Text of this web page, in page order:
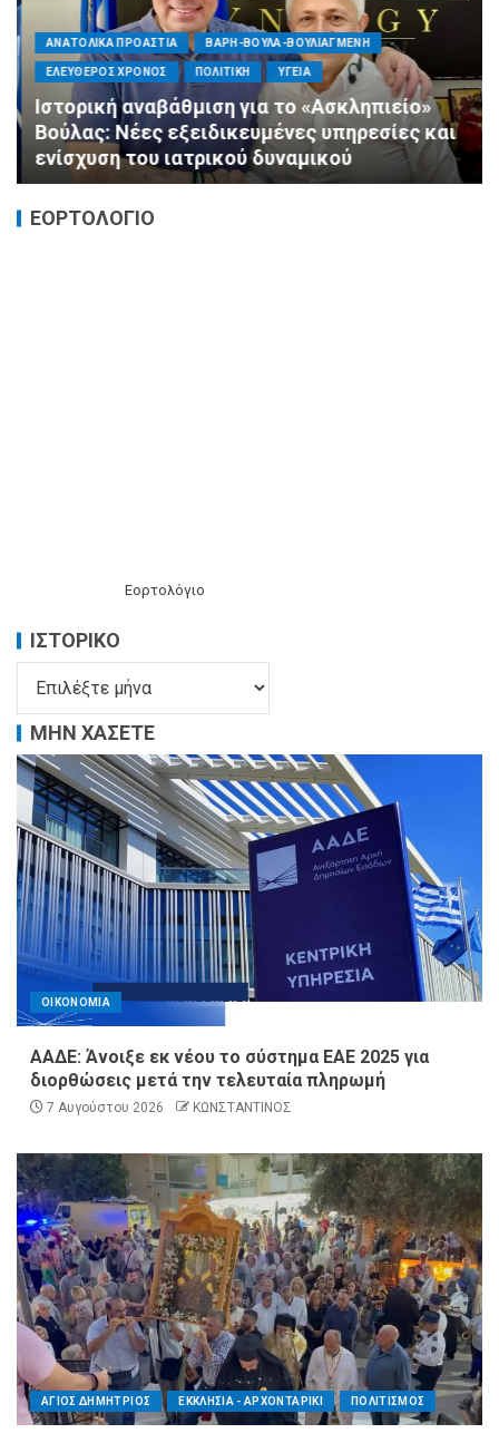
ΑΝΑΤΟΛΙΚΑ ΠΡΟΑΣΤΙΑ ΒΑΡΗ-ΒΟΥΛΑ-ΒΟΥΛΙΑΓΜΕΝΗ
ΕΛΕΥΘΕΡΟΣ ΧΡΟΝΟΣ ΠΟΛΙΤΙΚΗ ΥΓΕΙΑ
Ιστορική αναβάθμιση για το «Ασκληπιείο»
Βούλας: Νέες εξειδικευμένες υπηρεσίες και
ενίσχυση του ιατρικού δυναμικού
ΕΟΡΤΟΛΟΓΙΟ
Εορτολόγιο
ΙΣΤΟΡΙΚΌ
ΜΗΝ ΧΑΣΕΤΕ
ΟΙΚΟΝΟΜΙΑ
ΑΑΔΕ: Άνοιξε εκ νέου το σύστημα ΕΑΕ 2025 για
διορθώσεις μετά την τελευταία πληρωμή
7 Αυγούστου 2026 ΚΩΝΣΤΑΝΤΙΝΟΣ
ΑΓΙΟΣ ΔΗΜΗΤΡΙΟΣ ΕΚΚΛΗΣΙΑ - ΑΡΧΟΝΤΑΡΙΚΙ ΠΟΛΙΤΙΣΜΟΣ